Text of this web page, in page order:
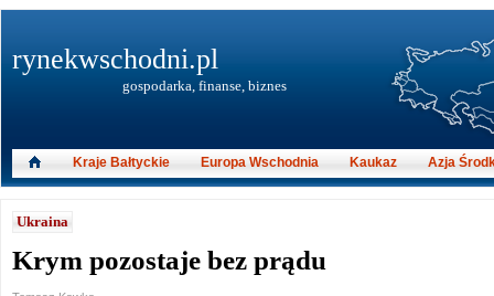
Ukraina
Krym pozostaje bez prądu
rynekwschodni.pl
gospodarka, finanse, biznes
Kraje Bałtyckie Europa Wschodnia Kaukaz Azja